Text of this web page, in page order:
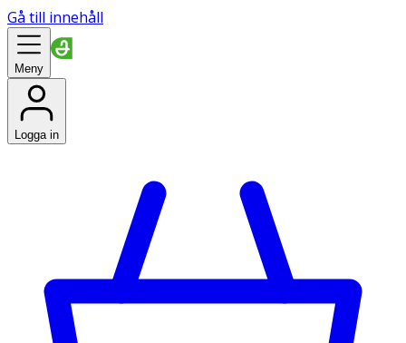
Gå till innehåll
Meny
Logga in